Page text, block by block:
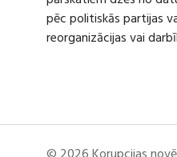
pēc politiskās partijas
reorganizācijas vai